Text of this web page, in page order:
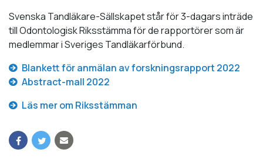
Svenska Tandläkare-Sällskapet står för 3-dagars inträde
till Odontologisk Riksstämma för de rapportörer som är
medlemmar i Sveriges Tandläkarförbund.
Blankett för anmälan av forskningsrapport 2022
Abstract-mall 2022
Läs mer om Riksstämman